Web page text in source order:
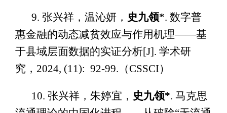
9. 张兴祥，温沁妍， 史九领*. 数字普
惠金融的动态减贫效应与作用机理——基
于县域层面数据的实证分析[J]. 学术研
究，2024, (11): 92-99.（CSSCI）
10. 张兴祥，朱婷宜， 史九领*. 马克思